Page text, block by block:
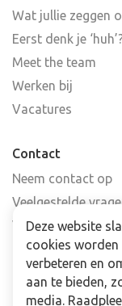
Wat jullie zeggen
Eerst denk je
Meet the team
Werken bij
Vacatures
Contact
Neem contact op
Veelgestelde
Verkooppunten
Nieuwsbrief
Zakelijk
Deze website
cookies
verbeteren en
aan te bieden,
media.